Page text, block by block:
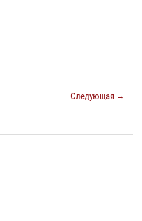
Следующая →